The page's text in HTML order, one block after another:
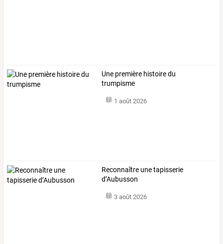
Une première histoire du
trumpisme
1 août 2026
Reconnaître une tapisserie
d’Aubusson
3 août 2026